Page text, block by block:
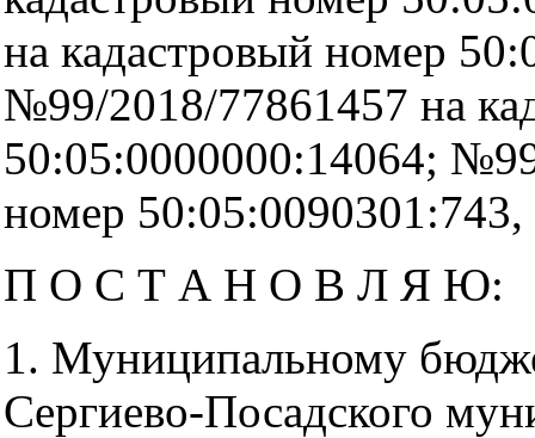
на кадастровый номер
№99/2018/77861457 на
50:05:0000000:14064;
номер 50:05:0090301:743,
П О С Т А Н О В Л Я Ю:
1. Муниципальному
Сергиево-Посадского